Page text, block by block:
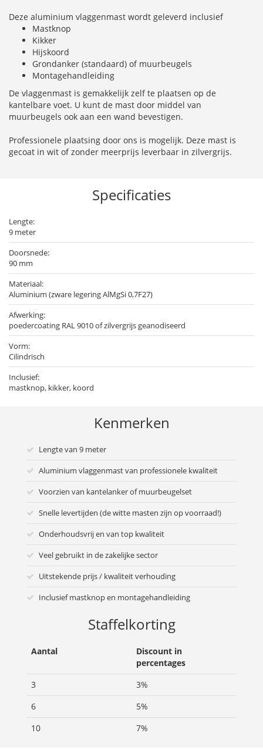
Deze aluminium vlaggenmast wordt geleverd inclusief
Mastknop
Kikker
Hijskoord
Grondanker (standaard) of muurbeugels
Montagehandleiding
De vlaggenmast is gemakkelijk zelf te plaatsen op de
kantelbare voet. U kunt de mast door middel van
muurbeugels ook aan een wand bevestigen.
Professionele plaatsing door ons is mogelijk. Deze mast is
gecoat in wit of zonder meerprijs leverbaar in zilvergrijs.
Specificaties
Lengte:
9 meter
Doorsnede:
90 mm
Materiaal:
Aluminium (zware legering AlMgSi 0,7F27)
Afwerking:
poedercoating RAL 9010 of zilvergrijs geanodiseerd
Vorm:
Cilindrisch
Inclusief:
mastknop, kikker, koord
Kenmerken
Lengte van 9 meter
Aluminium vlaggenmast van professionele kwaliteit
Voorzien van kantelanker of muurbeugelset
Snelle levertijden (de witte masten zijn op voorraad!)
Onderhoudsvrij en van top kwaliteit
Veel gebruikt in de zakelijke sector
Uitstekende prijs / kwaliteit verhouding
Inclusief mastknop en montagehandleiding
Staffelkorting
Aantal
Discount in
percentages
3
3%
6
5%
10
7%